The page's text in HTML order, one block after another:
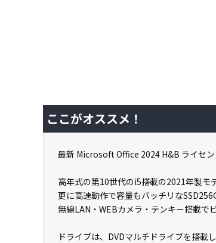
ここがオススメ！
最新 Microsoft Office 2024 H&B ライセン
高年式の第10世代のi5搭載の2021年製モ
更に高速動作で容量もバッチリな
無線LAN・WEBカメラ・テンキー搭載で
ドライブは、DVDマルチドライブを搭載